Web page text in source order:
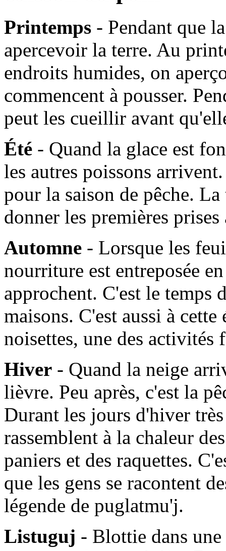
Printemps - Pendant que
apercevoir la terre. Au
endroits humides, on
commencent à pousser.
peut les cueillir avant
Été - Quand la glace est
les autres poissons
pour la saison de pêche.
donner les premières
Automne - Lorsque les
nourriture est entreposée
approchent. C'est le temps
maisons. C'est aussi à
noisettes, une des
Hiver - Quand la neige
lièvre. Peu après, c'est la
Durant les jours d'hiver
rassemblent à la chaleur
paniers et des raquettes.
que les gens se racontent
légende de puglatmu'j.
Listuguj - Blottie dans une